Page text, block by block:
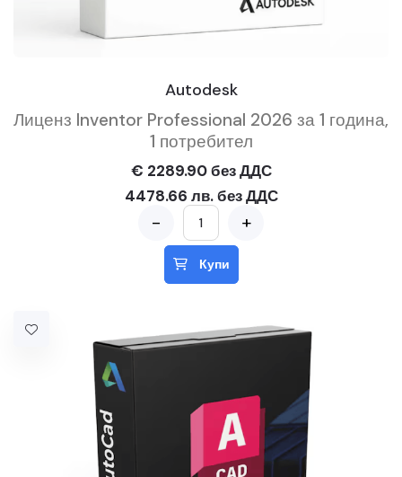
Autodesk
Лиценз Inventor Professional 2026 за 1 година,
1 потребител
€ 2289.90 без ДДС
4478.66 лв. без ДДС
- +
Купи